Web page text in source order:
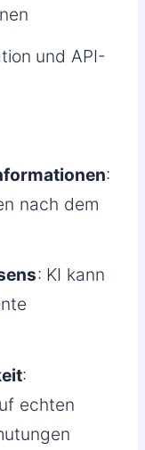
und API-
:
nach dem
: KI kann
:
echten